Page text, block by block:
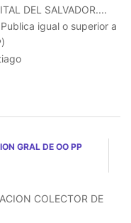
DEL SALVADOR....
igual o superior a
GRAL DE OO PP
COLECTOR DE